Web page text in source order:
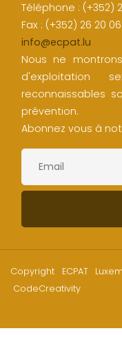
Téléphone : (+352)
Fax : (+352) 26 20
info@ecpat.lu
Nous ne
d'exploitation
reconnaissables
prévention.
Abonnez vous à
Copyright ECPAT
CodeCreativity